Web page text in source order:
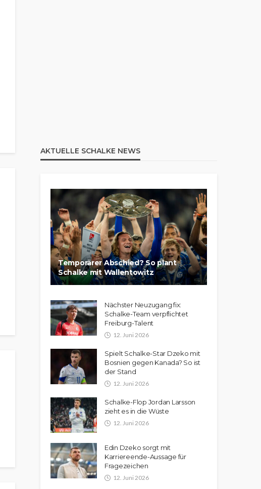
AKTUELLE SCHALKE NEWS
Temporärer Abschied? So plant
Schalke mit Wallentowitz
Nächster Neuzugang fix:
Schalke-Team verpflichtet
Freiburg-Talent
12. Juni 2026
Spielt Schalke-Star Dzeko mit
Bosnien gegen Kanada? So ist
der Stand
12. Juni 2026
Schalke-Flop Jordan Larsson
zieht es in die Wüste
12. Juni 2026
Edin Dzeko sorgt mit
Karriereende-Aussage für
Fragezeichen
12. Juni 2026